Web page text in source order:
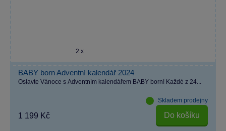
2 x
BABY born Adventní kalendář 2024
Oslavte Vánoce s Adventním kalendářem BABY born! Každé z 24...
Skladem prodejny
1 199 Kč Do košíku